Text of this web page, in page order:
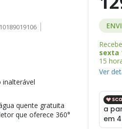
quente gratuita
que oferece 360°
sexta
15
Ver